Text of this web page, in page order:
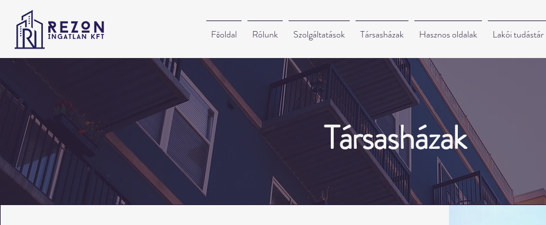
Főoldal Rólunk Szolgáltatások Társasházak Hasznos oldalak Lakói tudástár
Társasházak